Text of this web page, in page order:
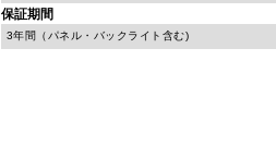
保証期間
3年間（パネル・バックライト含む)